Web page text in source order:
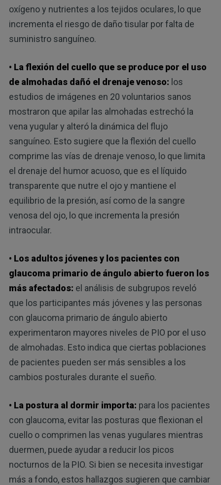
oxígeno y nutrientes a los tejidos oculares, lo que
incrementa el riesgo de daño tisular por falta de
suministro sanguíneo.
• La flexión del cuello que se produce por el uso
de almohadas dañó el drenaje venoso: los
estudios de imágenes en 20 voluntarios sanos
mostraron que apilar las almohadas estrechó la
vena yugular y alteró la dinámica del flujo
sanguíneo. Esto sugiere que la flexión del cuello
comprime las vías de drenaje venoso, lo que limita
el drenaje del humor acuoso, que es el líquido
transparente que nutre el ojo y mantiene el
equilibrio de la presión, así como de la sangre
venosa del ojo, lo que incrementa la presión
intraocular.
• Los adultos jóvenes y los pacientes con
glaucoma primario de ángulo abierto fueron los
más afectados: el análisis de subgrupos reveló
que los participantes más jóvenes y las personas
con glaucoma primario de ángulo abierto
experimentaron mayores niveles de PIO por el uso
de almohadas. Esto indica que ciertas poblaciones
de pacientes pueden ser más sensibles a los
cambios posturales durante el sueño.
• La postura al dormir importa: para los pacientes
con glaucoma, evitar las posturas que flexionan el
cuello o comprimen las venas yugulares mientras
duermen, puede ayudar a reducir los picos
nocturnos de la PIO. Si bien se necesita investigar
más a fondo, estos hallazgos sugieren que cambiar